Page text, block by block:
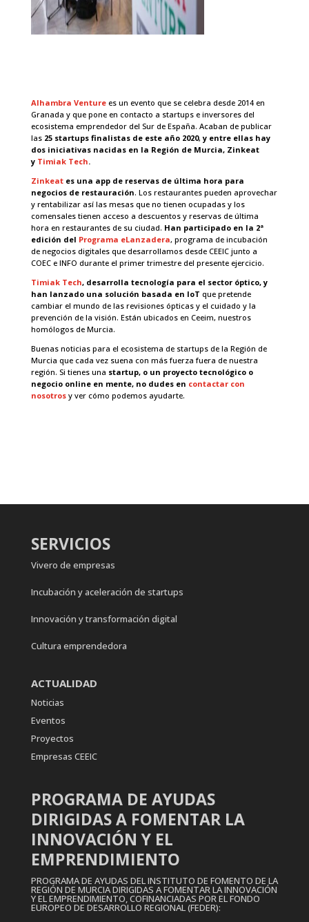
Alhambra Venturees un evento que se celebra desde 2014 en
Granada y que pone en contacto a startups e inversores del
ecosistema emprendedor del Sur de España. Acaban de publicar
las 25 startups finalistas de este año 2020,y entre ellas hay
dos iniciativas nacidas en la Región de Murcia, Zinkeat
y Timiak Tech.
Zinkeat es una app de reservas de última hora para
negocios de restauración. Los restaurantes pueden aprovechar
y rentabilizar así las mesas que no tienen ocupadas y los
comensales tienen acceso a descuentos y reservas de última
hora en restaurantes de su ciudad. Han participado en la 2ª
edición del Programa eLanzadera, programa de incubación
de negocios digitales que desarrollamos desde CEEIC junto a
COEC e INFO durante el primer trimestre del presente ejercicio.
Timiak Tech, desarrolla tecnología para el sector óptico, y
han lanzado una solución basada en IoT que pretende
cambiar el mundo de las revisiones ópticas y el cuidado y la
prevención de la visión. Están ubicados en Ceeim, nuestros
homólogos de Murcia.
Buenas noticias para el ecosistema de startups de la Región de
Murcia que cada vez suena con más fuerza fuera de nuestra
región. Si tienes una startup, o un proyecto tecnológico o
negocio online en mente, no dudes en contactar con
nosotros y ver cómo podemos ayudarte.
SERVICIOS
Vivero de empresas
Incubación y aceleración de startups
Innovación y transformación digital
Cultura emprendedora
ACTUALIDAD
Noticias
Eventos
Proyectos
Empresas CEEIC
PROGRAMA DE AYUDAS
DIRIGIDAS A FOMENTAR LA
INNOVACIÓN Y EL
EMPRENDIMIENTO
PROGRAMA DE AYUDAS DEL INSTITUTO DE FOMENTO DE LA
REGIÓN DE MURCIA DIRIGIDAS A FOMENTAR LA INNOVACIÓN
Y EL EMPRENDIMIENTO, COFINANCIADAS POR EL FONDO
EUROPEO DE DESARROLLO REGIONAL (FEDER):